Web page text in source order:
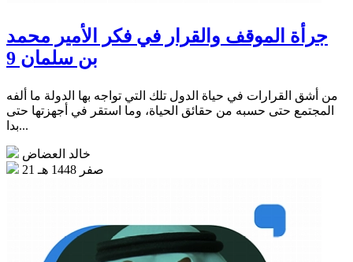
جرأة الموقف والقرار في فكر الأمير محمد
بن سلمان 9
من أشق القرارات في حياة الدول تلك التي تواجه بها الدولة ما ألفه
المجتمع حتى حسبه من حقائق الحياة، وما استقر في أجهزتها حتى
بدا...
خالد العضاض
21 صفر 1448 هـ